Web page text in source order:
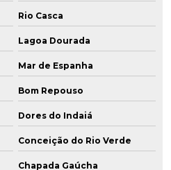
Rio Casca
Lagoa Dourada
Mar de Espanha
Bom Repouso
Dores do Indaiá
Conceição do Rio Verde
Chapada Gaúcha